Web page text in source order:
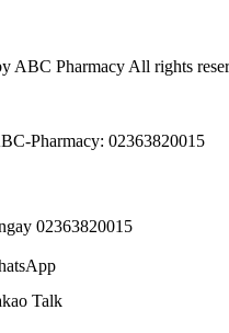
ABC Pharmacy All rights
Pharmacy: 02363820015
02363820015
Talk